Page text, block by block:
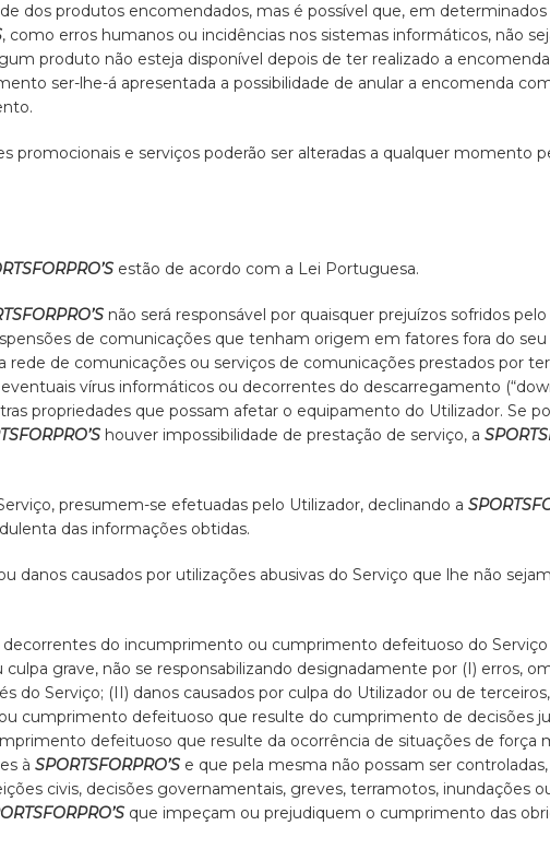
dos produtos encomendados, mas é possível que, em determinados
, como erros humanos ou incidências nos sistemas informáticos, não
produto não esteja disponível depois de ter realizado a
ser-lhe-á apresentada a possibilidade de anular a encomenda
promocionais e serviços poderão ser alteradas a qualquer momento
estão de acordo com a Lei Portuguesa.
não será responsável por quaisquer prejuízos sofridos
de comunicações que tenham origem em fatores fora do
de comunicações ou serviços de comunicações prestados por
vírus informáticos ou decorrentes do descarregamento
propriedades que possam afetar o equipamento do Utilizador. Se
houver impossibilidade de prestação de serviço, a
presumem-se efetuadas pelo Utilizador, declinando a
das informações obtidas.
danos causados por utilizações abusivas do Serviço que lhe não sejam
decorrentes do incumprimento ou cumprimento defeituoso do
grave, não se responsabilizando designadamente por (I) erros,
do Serviço; (II) danos causados por culpa do Utilizador ou de
cumprimento defeituoso que resulte do cumprimento de decisões
defeituoso que resulte da ocorrência de situações de força
à SPORTSFORPRO’S e que pela mesma não possam ser
civis, decisões governamentais, greves, terramotos, inundações
que impeçam ou prejudiquem o cumprimento das